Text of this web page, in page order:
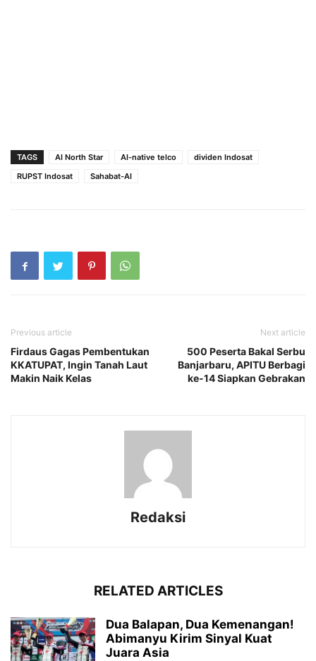
TAGS AI North Star AI-native telco
dividen Indosat
RUPST Indosat
Sahabat-AI
Previous article
Firdaus Gagas Pembentukan
KKATUPAT, Ingin Tanah Laut
Makin Naik Kelas
Next article
500 Peserta Bakal Serbu
Banjarbaru, APITU Berbagi
ke-14 Siapkan Gebrakan
Redaksi
RELATED ARTICLES
Dua Balapan, Dua Kemenangan!
Abimanyu Kirim Sinyal Kuat
Juara Asia